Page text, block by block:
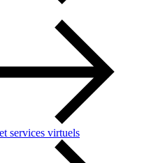
services virtuels